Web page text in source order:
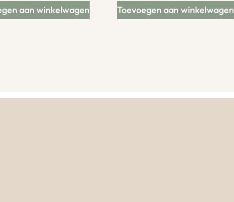
aan winkelwagen Toevoegen aan winkelwagen